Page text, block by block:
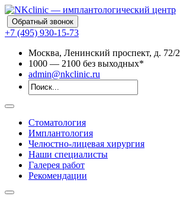
Обратный звонок
+7 (495) 930-15-73
Москва, Ленинский проспект, д. 72/2
1000 — 2100 без выходных*
admin@nkclinic.ru
Стоматология
Имплантология
Челюстно-лицевая хирургия
Наши специалисты
Галерея работ
Рекомендации